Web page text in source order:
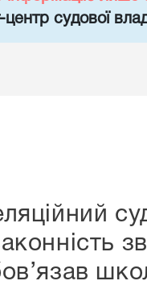
судової